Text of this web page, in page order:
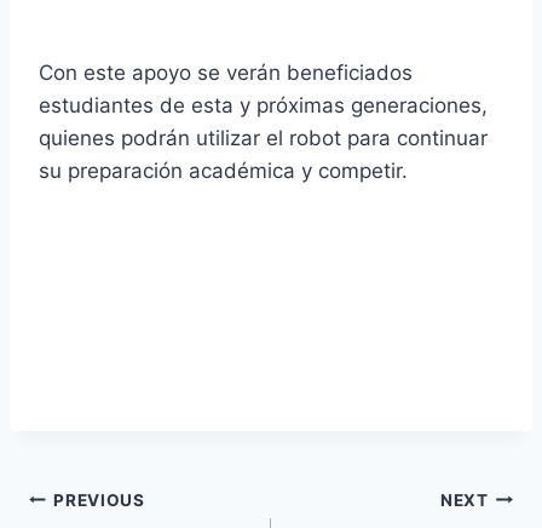
Con este apoyo se verán beneficiados
estudiantes de esta y próximas generaciones,
quienes podrán utilizar el robot para continuar
su preparación académica y competir.
PREVIOUS NEXT